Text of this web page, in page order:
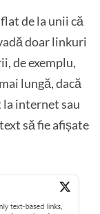
de la unii că
doar linkuri
de exemplu,
lungă, dacă
internet sau
să fie afișate